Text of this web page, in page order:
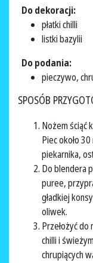
Do dekoracji:
płatki chilli
listki bazylii
Do podania:
pieczywo,
SPOSÓB
Nożem ściąć
Piec około
piekarnika,
Do blendera
puree,
gładkiej
oliwek.
Przełożyć
chilli i
chrupiących